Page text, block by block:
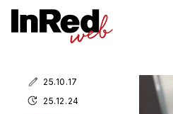
25.10.17
25.12.24